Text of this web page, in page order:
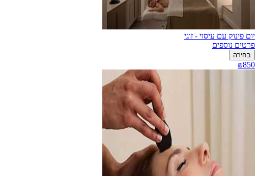
יום פינוק עם עיסוי - זוגי
פרטים נוספים
בחירה
₪850